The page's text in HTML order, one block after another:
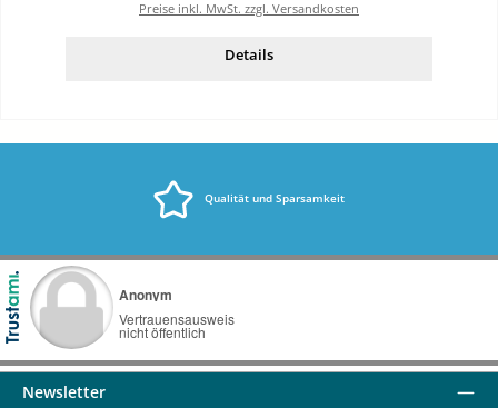
Preise inkl. MwSt. zzgl. Versandkosten
Details
Qualität und Sparsamkeit
Newsletter